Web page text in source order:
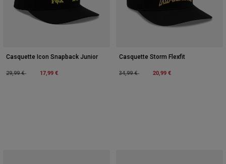
Casquette Icon Snapback Junior
Price reduced from
29,99 €to 17,99 €
Casquette Storm Flexfit
Price reduced from
34,99 €to 20,99 €